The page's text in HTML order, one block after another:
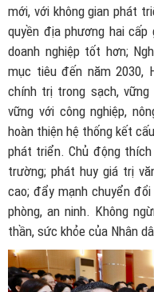
mới, với không gian phát
quyền địa phương hai cấp
doanh nghiệp tốt hơn;
mục tiêu đến năm 2030,
chính trị trong sạch,
vững với công nghiệp,
hoàn thiện hệ thống kết
phát triển. Chủ động
trường; phát huy giá trị
cao; đẩy mạnh chuyển
phòng, an ninh. Không
thần, sức khỏe của Nhân